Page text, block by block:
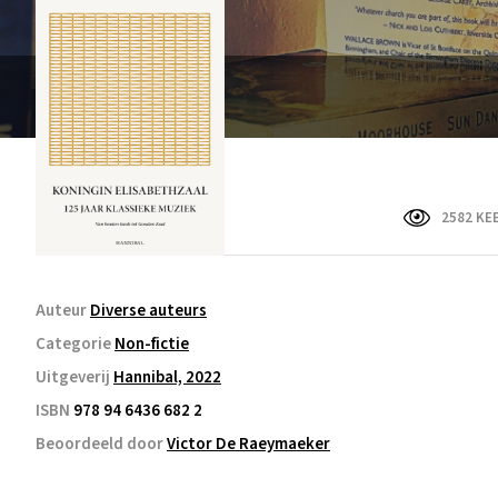
2582
AuteurDiverse auteurs
CategorieNon-fictie
Uitgeverij Hannibal, 2022
ISBN 978 94 6436 682 2
Beoordeeld doorVictor De Raeymaeker